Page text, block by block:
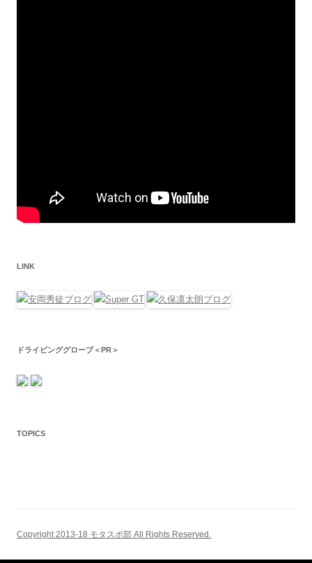
LINK
ドライビンググローブ＜PR＞
TOPICS
Copyright 2013-18 モタスポ部 All Rights Reserved.